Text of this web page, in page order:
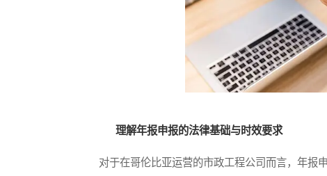
理解年报申报的法律基础与时效要求
对于在哥伦比亚运营的市政工程公司而言，年报